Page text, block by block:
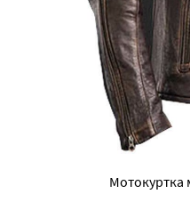
Мотокуртка